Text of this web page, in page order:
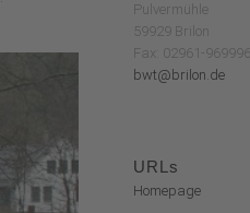
Pulvermühle
59929 Brilon
Fax: 02961-969996
bwt@brilon.de
URLs
Homepage